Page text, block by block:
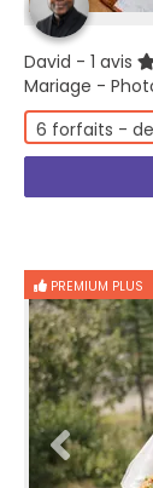
David - 1 avis
Mariage -
6 forfaits -
PREMIUM PLUS